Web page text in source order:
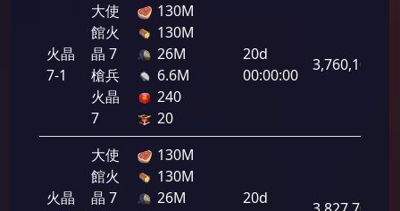
火晶
7-1
大使
館火
晶 7
槍兵
火晶
7
130M
130M
26M
6.6M
240
20
20d
00:00:00
3,760,100
火晶
大使
館火
晶 7
130M
130M
26M
20d